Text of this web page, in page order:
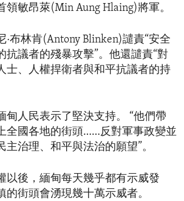
領敏昂萊(Min Aung Hlaing)將軍。
·布林肯(Antony Blinken)譴責“安全
抗議者的殘暴攻擊”。他還譴責“對
士、人權捍衛者與和平抗議者的持
甸人民表示了堅決支持。 “他們帶
全國各地的街頭……反對軍事政變並
主治理、和平與法治的願望”。
以後，緬甸每天幾乎都有示威發
的街頭會湧現幾十萬示威者。